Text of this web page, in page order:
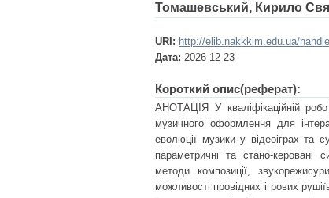
Томашевський, Кирило
URI: http://elib.nakkkim.edu.ua/
Дата: 2026-12-23
Короткий опис(реферат):
АНОТАЦІЯ У кваліфікаційній
музичного оформлення для
еволюції музики у відеоіграх та
параметричні та стано-керовані
методи композиції,
можливості провідних ігрових